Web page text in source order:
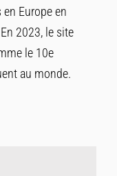
Europe en
2023, le site
le 10e
au monde.